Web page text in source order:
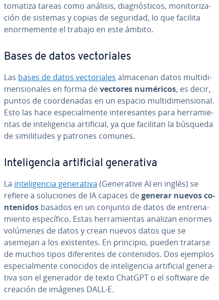
to­ma­ti­za tareas como análisis, dia­g­nó­s­ti­cos, mo­ni­to­ri­za­
ción de sistemas y copias de seguridad, lo que facilita
eno­r­me­me­n­te el trabajo en este ámbito.
Bases de datos ve­c­to­ria­les
Las bases de datos ve­c­to­ria­les almacenan datos mu­l­ti­di­
me­n­sio­na­les en forma devectores numéricos, es decir,
puntos de coor­de­na­das en un espacio mu­l­ti­di­me­n­sio­nal.
Esto las hace es­pe­cia­l­me­n­te in­te­re­sa­n­tes para he­rra­mie­
n­tas de in­te­li­ge­n­cia ar­ti­fi­cial, ya que facilitan la búsqueda
de si­mi­li­tu­des y patrones comunes.
In­te­li­ge­n­cia ar­ti­fi­cial ge­ne­ra­ti­va
La in­te­li­ge­n­cia ge­ne­ra­ti­va (Ge­ne­ra­ti­ve AI en inglés) se
refiere a so­lu­cio­nes de IA capaces degenerar nuevos co­
n­te­ni­dos basados en un conjunto de datos de en­tre­na­
mie­n­to es­pe­cí­fi­co. Estas he­rra­mie­n­tas analizan enormes
volúmenes de datos y crean nuevos datos que se
asemejan a los exi­s­te­n­tes. En principio, pueden tratarse
de muchos tipos di­fe­re­n­tes de co­n­te­ni­dos. Dos ejemplos
es­pe­cia­l­me­n­te conocidos de in­te­li­ge­n­cia ar­ti­fi­cial ge­ne­ra­
ti­va son el generador de texto ChatGPT o el software de
creación de imágenes DALL-E.